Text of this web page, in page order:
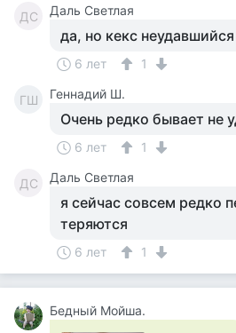
ДС Даль Светлая
да, но кекс
6 лет 1
ГШ Геннадий Ш.
Очень редко бывает не
6 лет 1
ДС Даль Светлая
я сейчас совсем редко
теряются
6 лет 1
Бедный Мойша.